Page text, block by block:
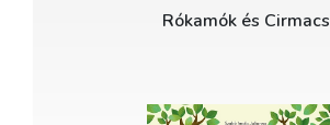
Rókamók és Cirmacs